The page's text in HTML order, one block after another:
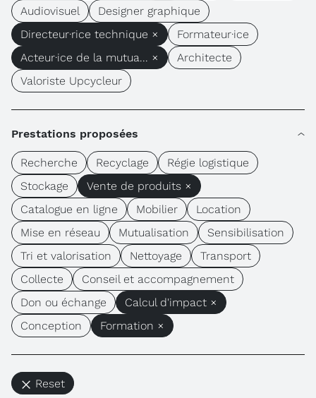
Audiovisuel
Designer graphique
Directeur·rice technique ×
Formateur·ice
Acteur·ice de la mutua... ×
Architecte
Valoriste Upcycleur
Prestations proposées
Recherche Recyclage
Régie logistique
Stockage
Vente de produits ×
Catalogue en ligne
Mobilier
Location
Mise en réseau
Mutualisation
Sensibilisation
Tri et valorisation
Nettoyage
Transport
Collecte
Conseil et accompagnement
Don ou échange
Calcul d'impact ×
Conception
Formation ×
Reset